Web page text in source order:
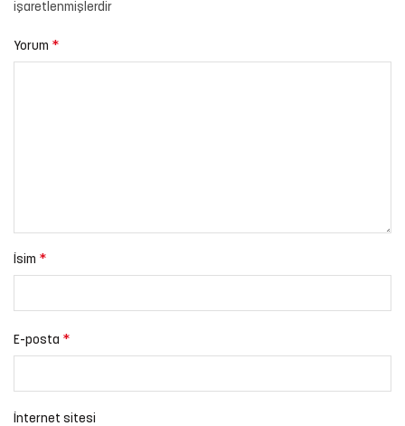
işaretlenmişlerdir
Yorum *
İsim *
E-posta *
İnternet sitesi